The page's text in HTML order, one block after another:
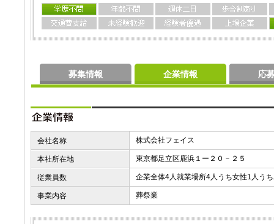
募集情報 企業情報 応
会社名称 株式会社フェイス
本社所在地 東京都足立区鹿浜１ー２０－２５
従業員数 企業全体4人就業場所4人うち女性1人う
事業内容 葬祭業